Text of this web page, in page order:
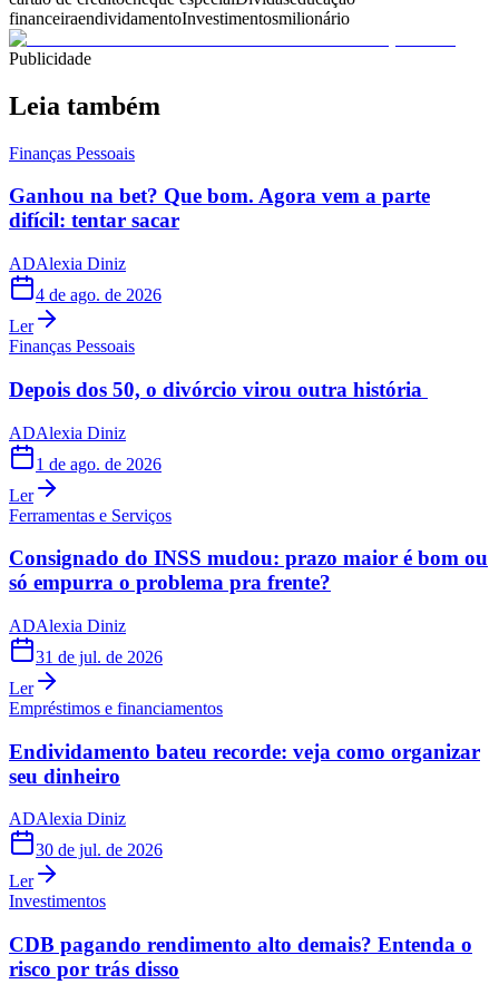
financeiraendividamentoInvestimentosmilionário
Publicidade
Leia também
Finanças Pessoais
Ganhou na bet? Que bom. Agora vem a parte
difícil: tentar sacar
ADAlexia Diniz
4 de ago. de 2026
Ler
Finanças Pessoais
Depois dos 50, o divórcio virou outra história
ADAlexia Diniz
1 de ago. de 2026
Ler
Ferramentas e Serviços
Consignado do INSS mudou: prazo maior é bom ou
só empurra o problema pra frente?
ADAlexia Diniz
31 de jul. de 2026
Ler
Empréstimos e financiamentos
Endividamento bateu recorde: veja como organizar
seu dinheiro
ADAlexia Diniz
30 de jul. de 2026
Ler
Investimentos
CDB pagando rendimento alto demais? Entenda o
risco por trás disso